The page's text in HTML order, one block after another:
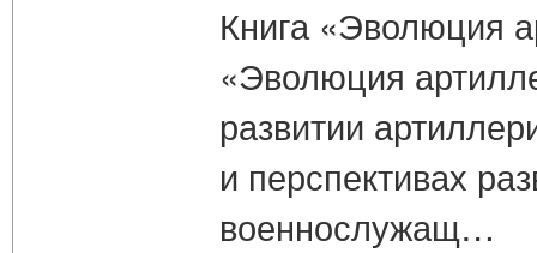
Книга «Эволюция
«Эволюция
развитии
и перспективах
военнослужащ…